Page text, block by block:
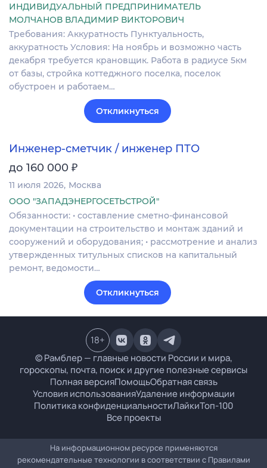
ИНДИВИДУАЛЬНЫЙ ПРЕДПРИНИМАТЕЛЬ
МОЛЧАНОВ ВЛАДИМИР ВИКТОРОВИЧ
Требования: Аккуратность Пунктуальность,
аккуратность Условия: На ноябрь и возможно часть
декабря требуется крановщик. Работа в радиусе 5км
от базы, стройка коттеджного поселка, поселок
обустроен и работаем…
Откликнуться
Инженер-сметчик / инженер ПТО
до 160 000 ₽
11 июля 2026 Москва
ООО "ЗАПАДЭНЕРГОСЕТЬСТРОЙ"
Обязанности: • составление сметно-финансовой
документации на строительство и монтаж зданий и
сооружений и оборудования; • рассмотрение и анализ
утвержденных титульных списков на капитальный
ремонт, ведомости…
Откликнуться
© Рамблер — главные новости России и мира,
гороскопы, почта, поиск и другие полезные сервисы
Полная версияПомощьОбратная связь
Условия использованияУдаление информации
Политика конфиденциальностиЛайкиТоп-100
Все проекты
18+
На информационном ресурсе применяются
рекомендательные технологии в соответствии с Правилами